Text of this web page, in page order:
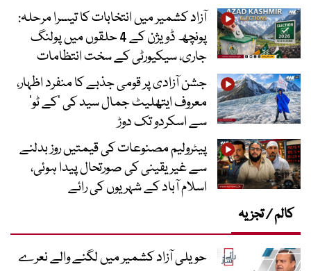
آزاد کشمیر میں انتخابات کا تیسرا مرحلہ:
پونچھ ڈویژن کے 4 حلقوں میں پولنگ
جاری، سیکیورٹی کے سخت انتظامات
جشن آزادی پر قومی جذبے کا منفرد اظہار،
معروف ایتھلیٹ جمال سید کی ’کے ٹو‘
سے اسکردو تک دوڑ
پیٹرولیم مصنوعات کی قیمتیں روز بدلنے
سے غیر یقینی کی صورتحال پیدا ہوئی،
اسلام آباد کے شہریوں کی رائے
کالم / تجزیہ
حویلی آزاد کشمیر میں لگنے والے نعرے